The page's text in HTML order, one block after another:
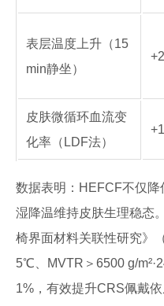
表层温度上升（15
min静坐）
皮肤微循环血流变
化率（LDF法）
数据表明：HEFCF不仅
湿降温维持皮肤生理稳态
椅界面材料关联性研究》
5℃、MVTR＞6500 g/
1%，有效提升CRS佩戴依